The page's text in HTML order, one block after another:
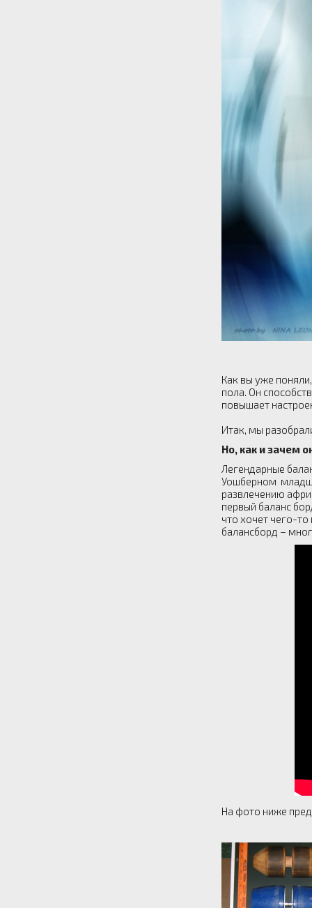
Как вы уже
пола. Он
повышает
Итак, мы
Но, как и зачем
Легендарные
Уошберном
развлечению
первый баланс
что хочет чего-то
балансборд –
На фото ниже